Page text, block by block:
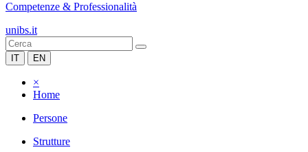
Competenze & Professionalità
unibs.it
IT EN
×
Home
Persone
Strutture